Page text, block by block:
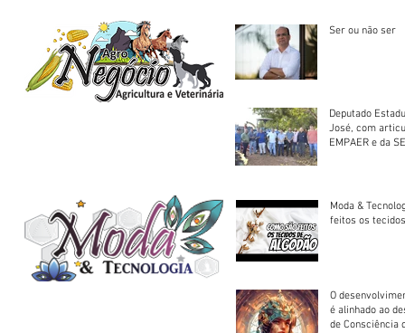
Ser ou não ser
Deputado
José, com
EMPAER e da
Moda &
feitos os
O
é alinhado ao
de Consciência